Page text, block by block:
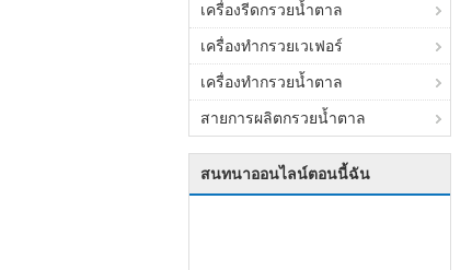
เครื่องรีดกรวยน้ำตาล
เครื่องทำกรวยเวเฟอร์
เครื่องทำกรวยน้ำตาล
สายการผลิตกรวยน้ำตาล
สนทนาออนไลน์ตอนนี้ฉัน